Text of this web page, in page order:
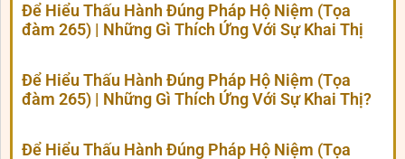
Để Hiểu Thấu Hành Đúng Pháp Hộ Niệm (Tọa
đàm 265) | Những Gì Thích Ứng Với Sự Khai Thị
Để Hiểu Thấu Hành Đúng Pháp Hộ Niệm (Tọa
đàm 265) | Những Gì Thích Ứng Với Sự Khai Thị?
Để Hiểu Thấu Hành Đúng Pháp Hộ Niệm (Tọa